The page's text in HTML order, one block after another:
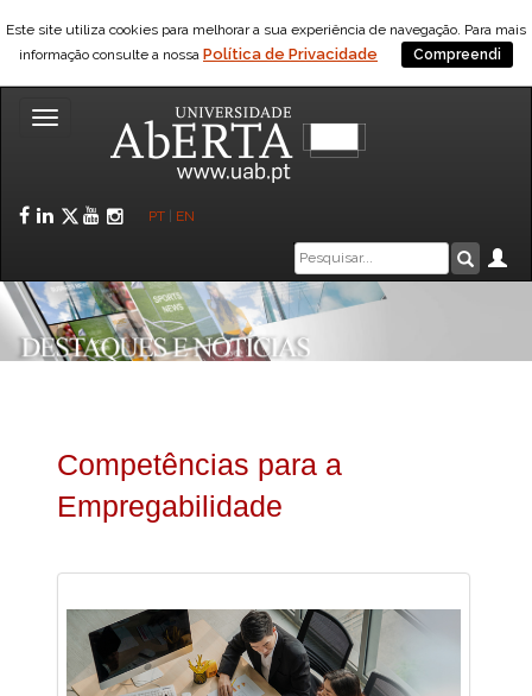
Este site utiliza cookies para melhorar a sua experiência de navegação. Para mais
informação consulte a nossa Política de Privacidade Compreendi
Toggle
Facebook
LinkedIn
Twitter
YouTube
Instagram
PT EN
Caixa
de
pesquisa
Competências para a
Empregabilidade